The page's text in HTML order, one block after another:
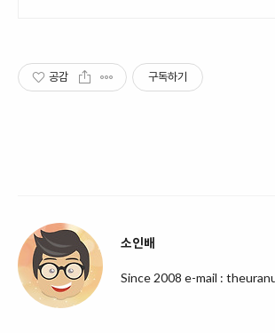
공감 구독하기
소인배
Since 2008 e-mail :